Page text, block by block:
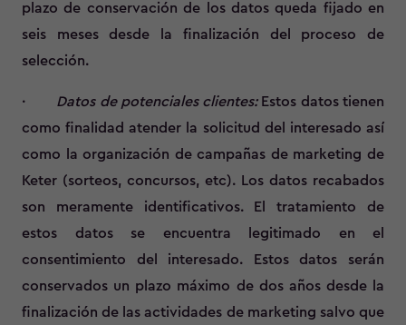
plazo de conservación de los datos queda fijado en
seis meses desde la finalización del proceso de
selección.
· Datos de potenciales clientes:Estos datos tienen
como finalidad atender la solicitud del interesado así
como la organización de campañas de marketing de
Keter (sorteos, concursos, etc). Los datos recabados
son meramente identificativos. El tratamiento de
estos datos se encuentra legitimado en el
consentimiento del interesado. Estos datos serán
conservados un plazo máximo de dos años desde la
finalización de las actividades de marketing salvo que